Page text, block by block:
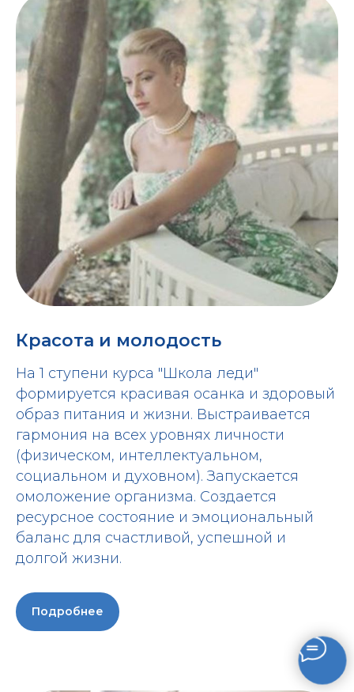
Красота и молодость
На 1 ступени курса "Школа леди"
формируется красивая осанка и здоровый
образ питания и жизни. Выстраивается
гармония на всех уровнях личности
(физическом, интеллектуальном,
социальном и духовном). Запускается
омоложение организма. Создается
ресурсное состояние и эмоциональный
баланс для счастливой, успешной и
долгой жизни.
Подробнее